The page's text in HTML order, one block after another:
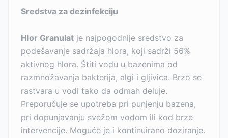
Sredstva za dezinfekciju
Hlor Granulat je najpogodnije sredstvo za
podešavanje sadržaja hlora, koji sadrži 56%
aktivnog hlora. Štiti vodu u bazenima od
razmnožavanja bakterija, algi i gljivica. Brzo se
rastvara u vodi tako da odmah deluje.
Preporučuje se upotreba pri punjenju bazena,
pri dopunjavanju svežom vodom ili kod brze
intervencije. Moguće je i kontinuirano doziranje.